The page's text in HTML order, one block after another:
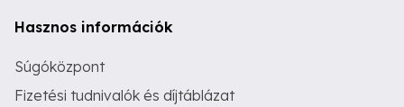
Hasznos információk
Súgóközpont
Fizetési tudnivalók és díjtáblázat